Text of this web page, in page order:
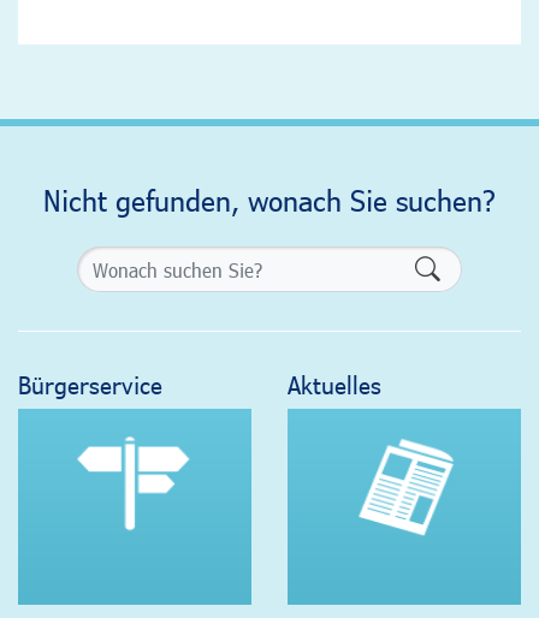
Nicht gefunden, wonach Sie suchen?
Bürgerservice Aktuelles